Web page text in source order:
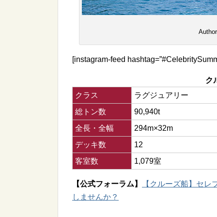
[instagram-feed
ク
クラス
ラグジュアリー
総トン数
90,940t
全長・全幅
294m×32m
デッキ数
12
客室数
1,079室
【公式フォーラム】
【クルーズ船】セ
しませんか？